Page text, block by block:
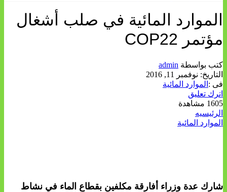
الموارد المائية في صلب أشغال
مؤتمر COP22
كتب بواسطة admin
التاريخ: نوفمبر 11, 2016
فى : الموارد المائية
اترك تعليق
1605 مشاهدة
الرئيسيه
الموارد المائية
شارك عدة وزراء أفارقة مكلفين بقطاع الماء في نشاط